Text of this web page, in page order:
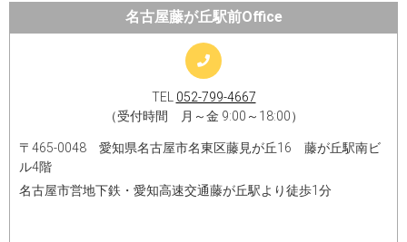
名古屋藤が丘駅前Office
TEL 052-799-4667
（受付時間 月～金 9:00～18:00）
〒465-0048 愛知県名古屋市名東区藤見が丘16 藤が丘駅南ビ
ル4階
名古屋市営地下鉄・愛知高速交通藤が丘駅より徒歩1分